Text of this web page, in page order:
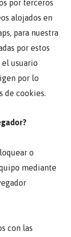
por terceros
alojados en
para nuestra
por estos
el usuario
por lo
de cookies.
o
mediante
con las